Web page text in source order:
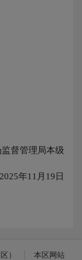
督管理局本级
2025年11月19日
） 本区网站